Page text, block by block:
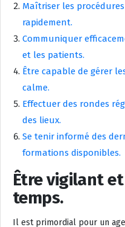
Maîtriser les
rapidement.
Communiquer
et les patients.
Être capable de gérer
calme.
Effectuer des rondes
des lieux.
Se tenir informé des
formations disponibles.
Être vigilant
temps.
Il est primordial pour un